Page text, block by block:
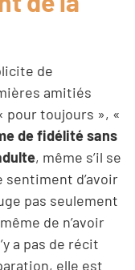
de
amitiés
pour toujours », «
de fidélité sans
, même s’il se
sentiment d’avoir
pas seulement
de n’avoir
a pas de récit
elle est